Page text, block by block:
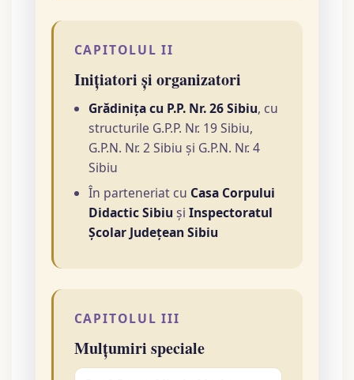
CAPITOLUL II
Inițiatori și organizatori
Grădinița cu P.P. Nr. 26 Sibiu, cu
structurile G.P.P. Nr. 19 Sibiu,
G.P.N. Nr. 2 Sibiu și G.P.N. Nr. 4
Sibiu
În parteneriat cu Casa Corpului
Didactic Sibiu și Inspectoratul
Școlar Județean Sibiu
CAPITOLUL III
Mulțumiri speciale